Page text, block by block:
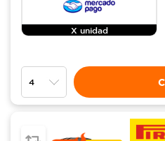
X unidad